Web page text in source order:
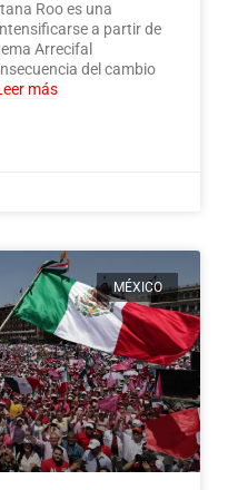
Roo es una
a partir de
Arrecifal
del cambio
más
MÉXICO